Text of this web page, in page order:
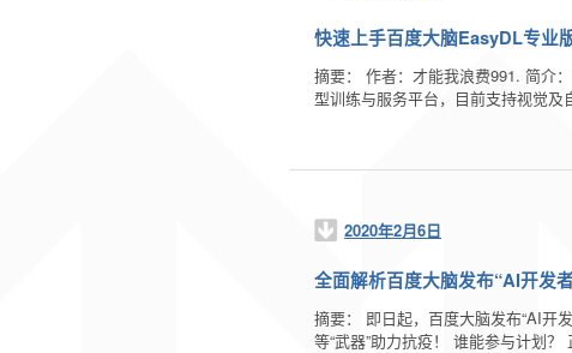
快速上手百度大脑EasyDL专业
摘要： 作者：才能我浪费991. 简介
型训练与服务平台，目前支持视觉
2020年2月6日
全面解析百度大脑发布“AI开发
摘要： 即日起，百度大脑发布“AI开
等“武器”助力抗疫！ 谁能参与计划